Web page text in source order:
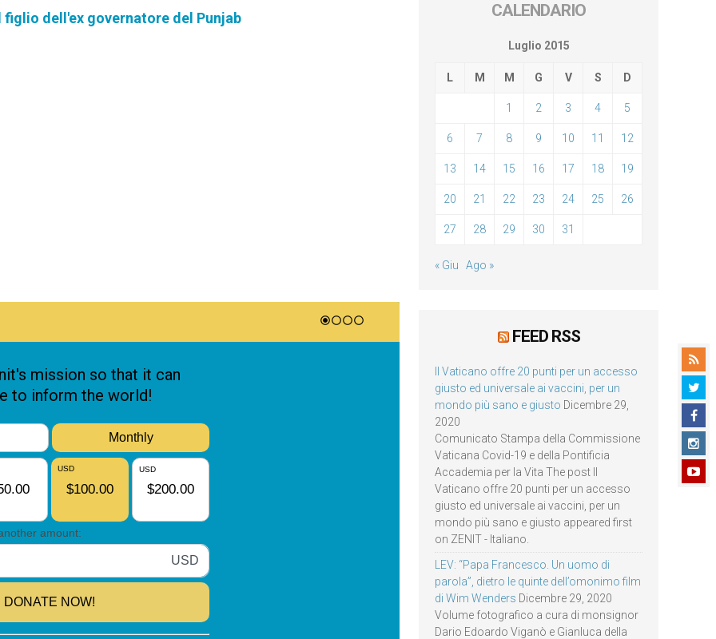
dell'ex governatore del Punjab
CALENDARIO
Luglio 2015
L M M G V S D
1 2 3 4 5
6 7 8 9 10 11 12
13 14 15 16 17 18 19
20 21 22 23 24 25 26
27 28 29 30 31
« Giu Ago »
FEED RSS
Il Vaticano offre 20 punti per un accesso
giusto ed universale ai vaccini, per un
mondo più sano e giusto Dicembre 29,
2020
Comunicato Stampa della Commissione
Vaticana Covid-19 e della Pontificia
Accademia per la Vita The post Il
Vaticano offre 20 punti per un accesso
giusto ed universale ai vaccini, per un
mondo più sano e giusto appeared first
on ZENIT - Italiano.
LEV: “Papa Francesco. Un uomo di
parola”, dietro le quinte dell’omonimo film
di Wim Wenders Dicembre 29, 2020
Volume fotografico a cura di monsignor
Dario Edoardo Viganò e Gianluca della